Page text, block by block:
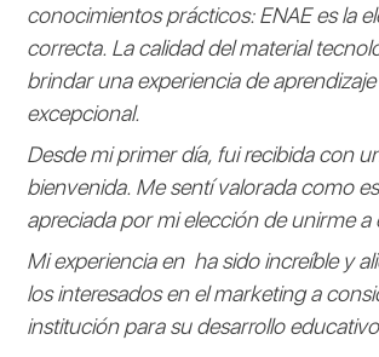
conocimientos prácticos: ENAE es la
correcta. La calidad del material
brindar una experiencia de
excepcional.
Desde mi primer día, fui recibida con
bienvenida. Me sentí valorada como
apreciada por mi elección de unirme a
Mi experiencia en ha sido increíble y
los interesados en el marketing a
institución para su desarrollo